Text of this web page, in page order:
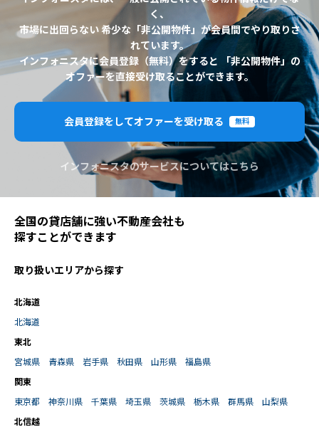
く、
市場に出回らない 希少な「非公開物件」が会員間でやり取りさ
れています。
インフォニスタに会員登録（無料）をすると 「非公開物件」の
オファーを直接受け取ることができます。
会員登録をしてオファーを受け取る 無料
インフォニスタのサービスについてはこちら
全国の貸店舗に強い不動産会社も
探すことができます
取り扱いエリアから探す
北海道
北海道
東北
宮城県
青森県 岩手県 秋田県 山形県
福島県
関東
東京都
神奈川県 千葉県 埼玉県 茨城県 栃木県 群馬県
山梨県
北信越